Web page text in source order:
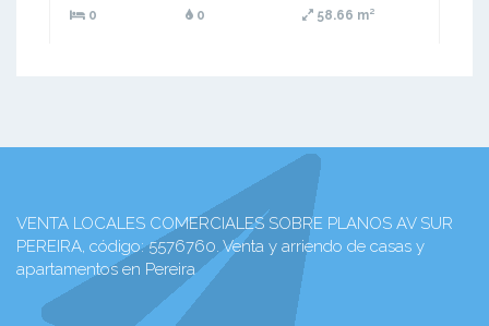
0 0 58.66 m²
VENTA LOCALES COMERCIALES SOBRE PLANOS AV SUR
PEREIRA, código: 5576760. Venta y arriendo de casas y
apartamentos en Pereira